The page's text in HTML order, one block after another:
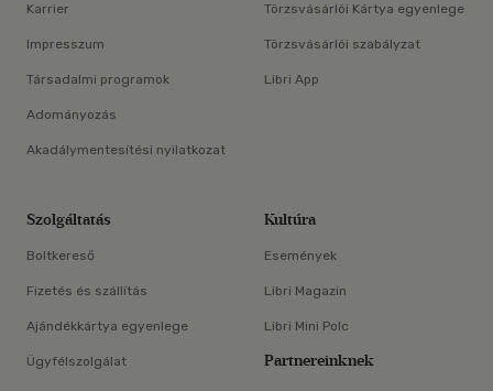
Karrier
Impresszum
Társadalmi programok
Adományozás
Akadálymentesítési nyilatkozat
Törzsvásárlói Kártya egyenlege
Törzsvásárlói szabályzat
Libri App
Szolgáltatás
Boltkereső
Fizetés és szállítás
Ajándékkártya egyenlege
Ügyfélszolgálat
Kultúra
Események
Libri Magazin
Libri Mini Polc
Partnereinknek